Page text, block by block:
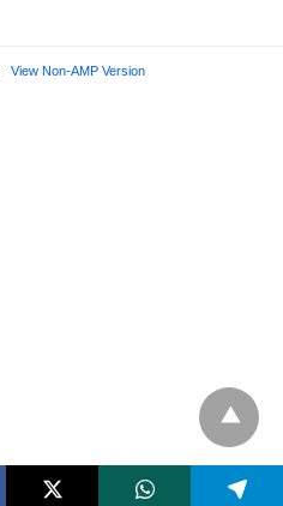
View Non-AMP Version